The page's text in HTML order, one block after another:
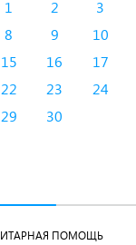
1 2 3
8 9 10
15 16 17
22 23 24
29 30
ПОМОЩЬ